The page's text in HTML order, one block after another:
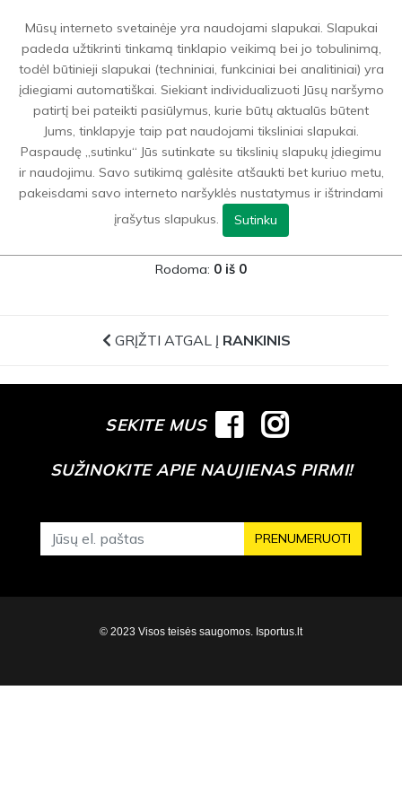
Rankinis
GRĮŽTI ATGAL ĮRANKINIS
FILTRAI
Rodoma: 0 iš 0
GRĮŽTI ATGAL Į RANKINIS
SEKITE MUS
SUŽINOKITE APIE NAUJIENAS PIRMI!
PRENUMERUOTI
© 2023 Visos teisės saugomos. Isportus.lt
Mūsų interneto svetainėje yra naudojami slapukai. Slapukai
padeda užtikrinti tinkamą tinklapio veikimą bei jo tobulinimą,
todėl būtinieji slapukai (techniniai, funkciniai bei analitiniai) yra
įdiegiami automatiškai. Siekiant individualizuoti Jūsų naršymo
patirtį bei pateikti pasiūlymus, kurie būtų aktualūs būtent
Jums, tinklapyje taip pat naudojami tiksliniai slapukai.
Paspaudę „sutinku“ Jūs sutinkate su tikslinių slapukų įdiegimu
ir naudojimu. Savo sutikimą galėsite atšaukti bet kuriuo metu,
pakeisdami savo interneto naršyklės nustatymus ir ištrindami
įrašytus slapukus.
Sutinku